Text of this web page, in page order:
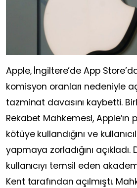
Apple, İngiltere’de App
komisyon oranları nedeniyle
tazminat davasını kaybetti.
Rekabet Mahkemesi,
kötüye kullandığını ve
yapmaya zorladığını
kullanıcıyı temsil eden
Kent tarafından açılmıştı.